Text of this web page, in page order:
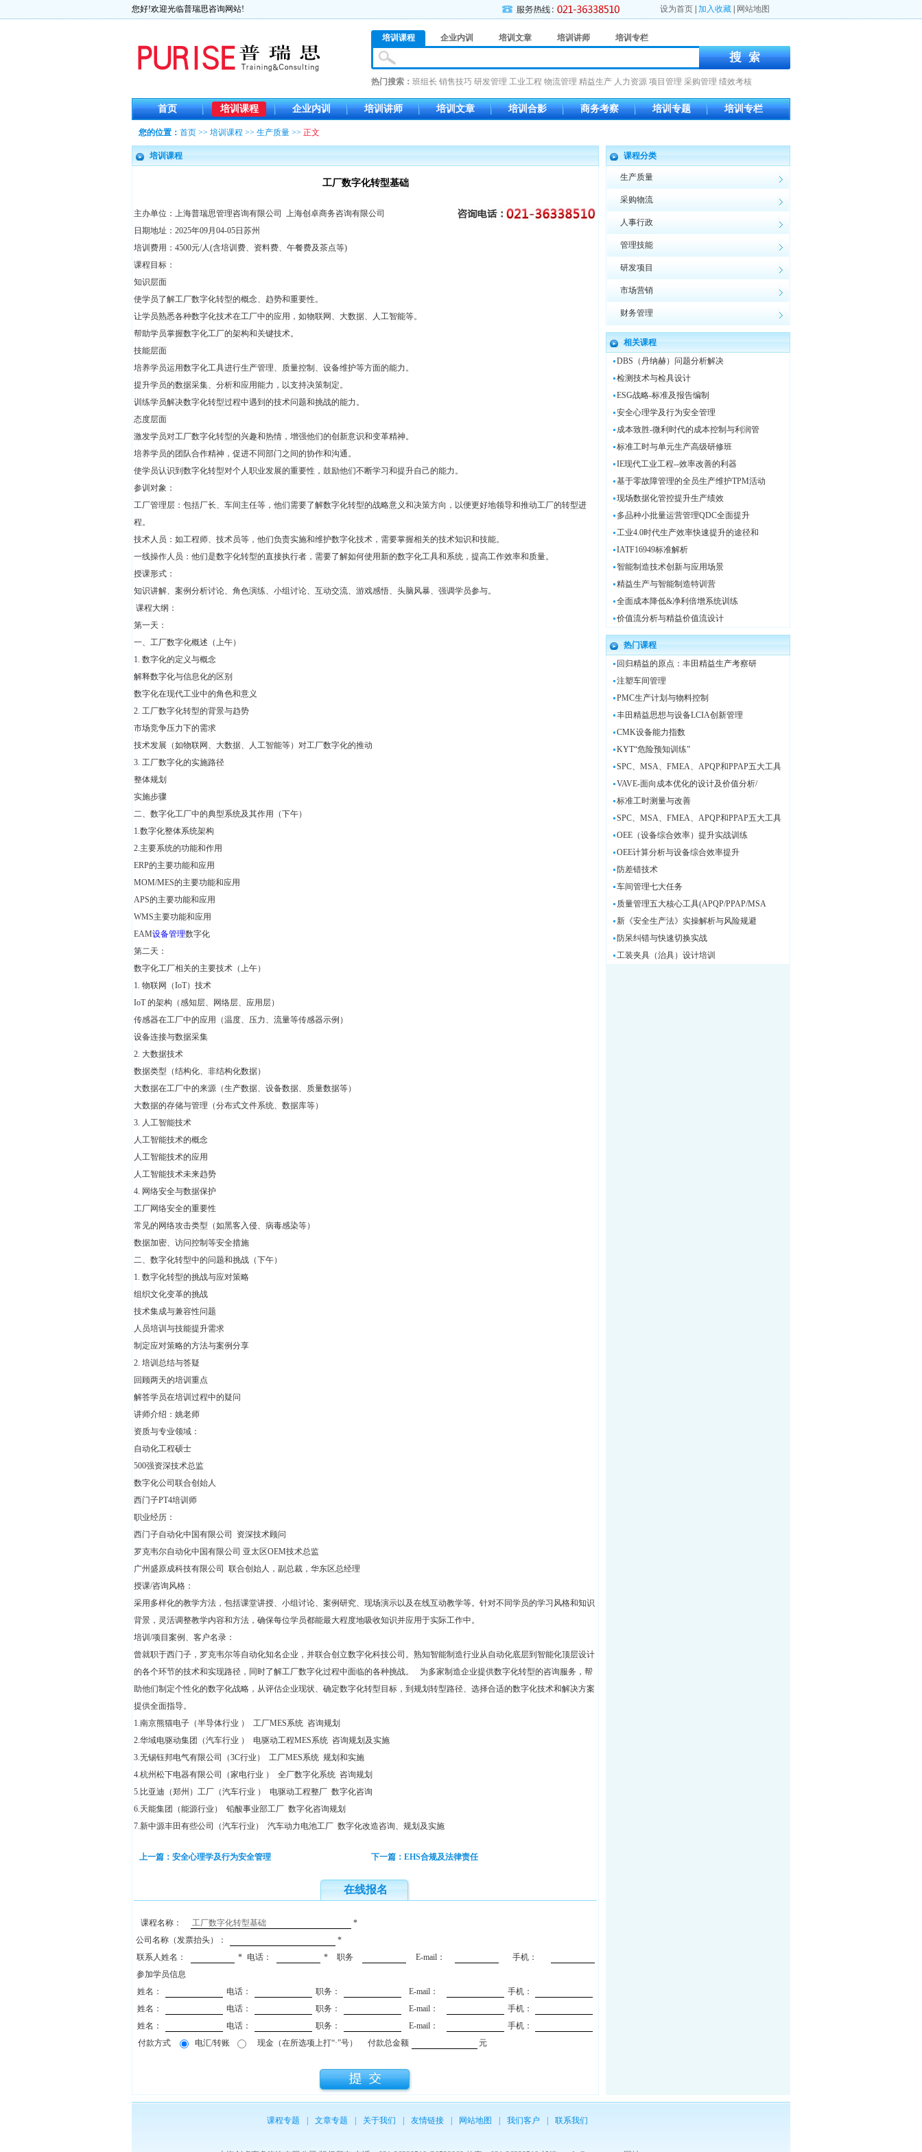
您好!欢迎光临普瑞思咨询网站! 设为首页 加入收藏 网站地图
培训课程 企业内训 培训文章 培训讲师 培训专栏
热门搜索： 班组长 销售技巧 研发管理 工业工程 物流管理 精益生产 人力资源 项目管理 采购管理 绩效考核
首页 培训课程 企业内训 培训讲师 培训文章 培训合影 商务考察 培训专题 培训专栏
您的位置： 首页 >> 培训课程 >> 生产质量 >> 正文
培训课程
工厂数字化转型基础
主办单位：上海普瑞思管理咨询有限公司 上海创卓商务咨询有限公司
日期地址：2025年09月04-05日苏州
培训费用：4500元/人(含培训费、资料费、午餐费及茶点等)
课程目标：
知识层面
使学员了解工厂数字化转型的概念、趋势和重要性。
让学员熟悉各种数字化技术在工厂中的应用，如物联网、大数据、人工智能等。
帮助学员掌握数字化工厂的架构和关键技术。
技能层面
培养学员运用数字化工具进行生产管理、质量控制、设备维护等方面的能力。
提升学员的数据采集、分析和应用能力，以支持决策制定。
训练学员解决数字化转型过程中遇到的技术问题和挑战的能力。
态度层面
激发学员对工厂数字化转型的兴趣和热情，增强他们的创新意识和变革精神。
培养学员的团队合作精神，促进不同部门之间的协作和沟通。
使学员认识到数字化转型对个人职业发展的重要性，鼓励他们不断学习和提升自己的能力。
参训对象：
工厂管理层：包括厂长、车间主任等，他们需要了解数字化转型的战略意义和决策方向，以便更好地领导和推动工厂的转型进
程。
技术人员：如工程师、技术员等，他们负责实施和维护数字化技术，需要掌握相关的技术知识和技能。
一线操作人员：他们是数字化转型的直接执行者，需要了解如何使用新的数字化工具和系统，提高工作效率和质量。
授课形式：
知识讲解、案例分析讨论、角色演练、小组讨论、互动交流、游戏感悟、头脑风暴、强调学员参与。
课程大纲：
第一天：
一、工厂数字化概述（上午）
1. 数字化的定义与概念
解释数字化与信息化的区别
数字化在现代工业中的角色和意义
2. 工厂数字化转型的背景与趋势
市场竞争压力下的需求
技术发展（如物联网、大数据、人工智能等）对工厂数字化的推动
3. 工厂数字化的实施路径
整体规划
实施步骤
二、数字化工厂中的典型系统及其作用（下午）
1.数字化整体系统架构
2.主要系统的功能和作用
ERP的主要功能和应用
MOM/MES的主要功能和应用
APS的主要功能和应用
WMS主要功能和应用
EAM设备管理数字化
第二天：
数字化工厂相关的主要技术（上午）
1. 物联网（IoT）技术
IoT 的架构（感知层、网络层、应用层）
传感器在工厂中的应用（温度、压力、流量等传感器示例）
设备连接与数据采集
2. 大数据技术
数据类型（结构化、非结构化数据）
大数据在工厂中的来源（生产数据、设备数据、质量数据等）
大数据的存储与管理（分布式文件系统、数据库等）
3. 人工智能技术
人工智能技术的概念
人工智能技术的应用
人工智能技术未来趋势
4. 网络安全与数据保护
工厂网络安全的重要性
常见的网络攻击类型（如黑客入侵、病毒感染等）
数据加密、访问控制等安全措施
二、数字化转型中的问题和挑战（下午）
1. 数字化转型的挑战与应对策略
组织文化变革的挑战
技术集成与兼容性问题
人员培训与技能提升需求
制定应对策略的方法与案例分享
2. 培训总结与答疑
回顾两天的培训重点
解答学员在培训过程中的疑问
讲师介绍：姚老师
资质与专业领域：
自动化工程硕士
500强资深技术总监
数字化公司联合创始人
西门子PT4培训师
职业经历：
西门子自动化中国有限公司 资深技术顾问
罗克韦尔自动化中国有限公司 亚太区OEM技术总监
广州盛原成科技有限公司 联合创始人，副总裁，华东区总经理
授课/咨询风格：
采用多样化的教学方法，包括课堂讲授、小组讨论、案例研究、现场演示以及在线互动教学等。针对不同学员的学习风格和知识
背景，灵活调整教学内容和方法，确保每位学员都能最大程度地吸收知识并应用于实际工作中。
培训/项目案例、客户名录：
曾就职于西门子，罗克韦尔等自动化知名企业，并联合创立数字化科技公司。熟知智能制造行业从自动化底层到智能化顶层设计
的各个环节的技术和实现路径，同时了解工厂数字化过程中面临的各种挑战。 为多家制造企业提供数字化转型的咨询服务，帮
助他们制定个性化的数字化战略，从评估企业现状、确定数字化转型目标，到规划转型路径、选择合适的数字化技术和解决方案
提供全面指导。
1.南京熊猫电子（半导体行业 ） 工厂MES系统 咨询规划
2.华域电驱动集团（汽车行业 ） 电驱动工程MES系统 咨询规划及实施
3.无锡钰邦电气有限公司（3C行业） 工厂MES系统 规划和实施
4.杭州松下电器有限公司（家电行业 ） 全厂数字化系统 咨询规划
5.比亚迪（郑州）工厂（汽车行业 ） 电驱动工程整厂 数字化咨询
6.天能集团（能源行业） 铅酸事业部工厂 数字化咨询规划
7.新中源丰田有些公司（汽车行业） 汽车动力电池工厂 数字化改造咨询、规划及实施
上一篇：安全心理学及行为安全管理 下一篇：EHS合规及法律责任
在线报名
课程名称：
*
公司名称（发票抬头）：
*
联系人姓名：
* 电话： * 职务 E-mail：
手机：
参加学员信息
姓名：
电话： 职务： E-mail：
手机：
姓名：
电话： 职务： E-mail：
手机：
姓名：
电话： 职务： E-mail：
手机：
付款方式
电汇/转账 现金（在所选项上打“·”号） 付款总金额 元
课程分类
生产质量
采购物流
人事行政
管理技能
研发项目
市场营销
财务管理
相关课程
DBS（丹纳赫）问题分析解决
检测技术与检具设计
ESG战略-标准及报告编制
安全心理学及行为安全管理
成本致胜-微利时代的成本控制与利润管
标准工时与单元生产高级研修班
IE现代工业工程--效率改善的利器
基于零故障管理的全员生产维护TPM活动
现场数据化管控提升生产绩效
多品种小批量运营管理QDC全面提升
工业4.0时代生产效率快速提升的途径和
IATF16949标准解析
智能制造技术创新与应用场景
精益生产与智能制造特训营
全面成本降低&净利倍增系统训练
价值流分析与精益价值流设计
热门课程
回归精益的原点：丰田精益生产考察研
注塑车间管理
PMC生产计划与物料控制
丰田精益思想与设备LCIA创新管理
CMK设备能力指数
KYT“危险预知训练”
SPC、MSA、FMEA、APQP和PPAP五大工具
VAVE-面向成本优化的设计及价值分析/
标准工时测量与改善
SPC、MSA、FMEA、APQP和PPAP五大工具
OEE（设备综合效率）提升实战训练
OEE计算分析与设备综合效率提升
防差错技术
车间管理七大任务
质量管理五大核心工具(APQP/PPAP/MSA
新《安全生产法》实操解析与风险规避
防呆纠错与快速切换实战
工装夹具（治具）设计培训
课程专题 文章专题 关于我们 友情链接 网站地图 我们客户 联系我们